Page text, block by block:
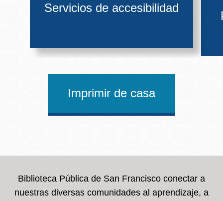
Servicios de accesibilidad
Imprimir de casa
Biblioteca Pública de San Francisco conectar a
nuestras diversas comunidades al aprendizaje, a